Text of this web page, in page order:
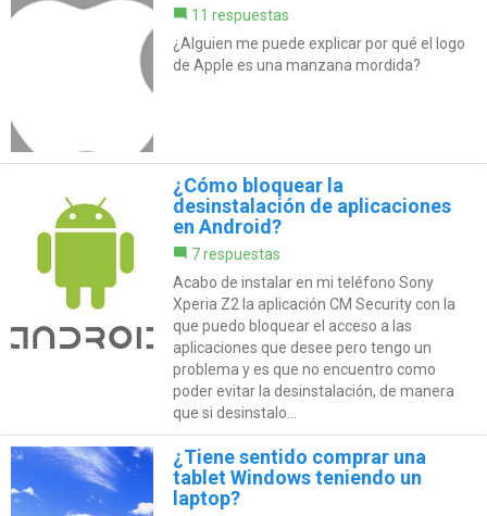
11 respuestas
¿Alguien me puede explicar por qué el logo
de Apple es una manzana mordida?
¿Cómo bloquear la
desinstalación de aplicaciones
en Android?
7 respuestas
Acabo de instalar en mi teléfono Sony
Xperia Z2 la aplicación CM Security con la
que puedo bloquear el acceso a las
aplicaciones que desee pero tengo un
problema y es que no encuentro como
poder evitar la desinstalación, de manera
que si desinstalo...
¿Tiene sentido comprar una
tablet Windows teniendo un
laptop?